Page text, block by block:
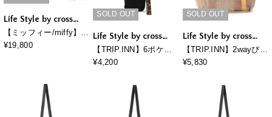
Life Style by cross
marche
【ミッフィー/miffy】ミ
ッフィー 拡張式スーツ
¥19,800
SOLD OUT
Life Style by cross
marche
【TRIP.INN】6ポケッ
トふかふかスマホマル
¥4,200
SOLD OUT
Life Style by cross
marche
【TRIP.INN】2wayぴっ
たりポケットトラベル
¥5,830